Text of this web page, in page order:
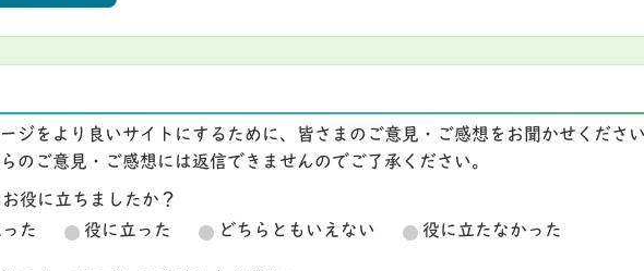
ジをより良いサイトにするために、皆さまのご意見・ご感想をお聞かせくださ
のご意見・ご感想には返信できませんのでご了承ください。
役に立ちましたか？
た
役に立った どちらともいえない 役に立たなかった